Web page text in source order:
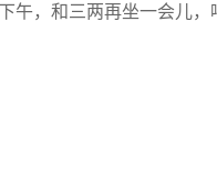
午，和三两再坐一会儿